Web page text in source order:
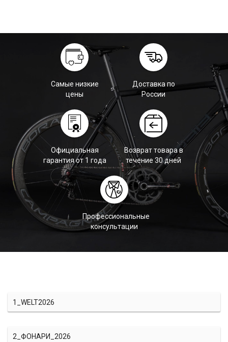
Самые низкие
цены
Доставка по
России
Официальная
гарантия от 1 года
Возврат товара в
течение 30 дней
Профессиональные
консультации
1_WELT2026
2_ФОНАРИ_2026